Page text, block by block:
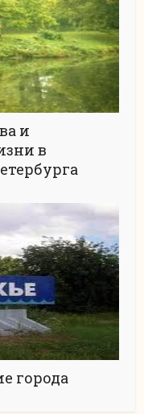
и
в
города